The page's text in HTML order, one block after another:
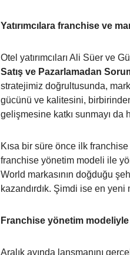
Yatırımcılara franchise ve
Otel yatırımcıları Ali Süer ve
Satış ve Pazarlamadan
stratejimiz doğrultusunda,
gücünü ve kalitesini,
gelişmesine katkı sunmayı da
Kısa bir süre önce ilk
franchise yönetim modeli ile
World markasının doğduğu
kazandırdık. Şimdi ise en
Franchise yönetim
Aralık ayında lansmanını